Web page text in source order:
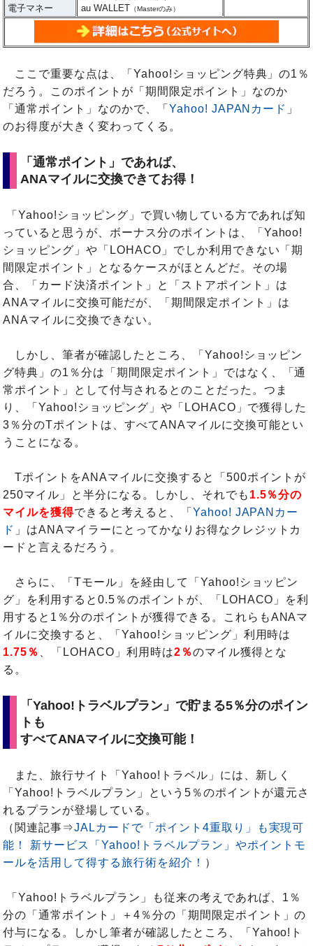
電子マネー
au WALLET （Masterのみ）
ここで重要な点は、「Yahoo!ショッピング特典」の1％
だろう。このポイントが「期間限定ポイント」なのか
「通常ポイント」なのかで、「 Yahoo! JAPANカード 」
のお得度が大きく変わってくる。
「通常ポイント」であれば、
ANAマイルに交換できてお得！
「Yahoo!ショッピング」で買い物している方であれば知
っていると思うが、ボーナス分のポイントは、「Yahoo!
ショッピング」や「LOHACO」でしか利用できない「期
間限定ポイント」となるケースがほとんどだ。その場
合、「カード決済ポイント」と「ストアポイント」は
ANAマイルに交換可能だが、「期間限定ポイント」は
ANAマイルに交換できない。
しかし、筆者が確認したところ、「Yahoo!ショッピン
グ特典」の1％分は「期間限定ポイント」ではなく、「通
常ポイント」として付与されるとのことだった。つま
り、「Yahoo!ショッピング」や「LOHACO」で獲得した
3％分のTポイントは、すべてANAマイルに交換可能とい
うことになる。
TポイントをANAマイルに交換すると「500ポイントが
250マイル」と半分になる。しかし、それでも 1.5％分の
マイルを獲得できると考えると、「 Yahoo! JAPANカー
ド 」はANAマイラーにとってかなりお得なクレジットカ
ードと言えるだろう。
さらに、「Tモール」を経由して「Yahoo!ショッピン
グ」を利用すると0.5％のポイントが、「LOHACO」を利
用すると1％分のポイントが獲得できる。これらもANAマ
イルに交換すると、「Yahoo!ショッピング」利用時は
1.75％
、「LOHACO」利用時は2％のマイル獲得とな
る。
「Yahoo!トラベルプラン」で貯まる5％分のポイン
トも
すべてANAマイルに交換可能！
また、旅行サイト「Yahoo!トラベル」には、新しく
「Yahoo!トラベルプラン」という5％のポイントが還元さ
れるプランが登場している。
（関連記事⇒JALカードで「ポイント4重取り」も実現可
能！ 新サービス「Yahoo!トラベルプラン」やポイントモ
ールを活用して得する旅行術を紹介！ ）
「Yahoo!トラベルプラン」も従来の考えであれば、1％
分の「通常ポイント」＋4％分の「期間限定ポイント」の
付与になる。しかし筆者が確認したところ、「Yahoo!ト